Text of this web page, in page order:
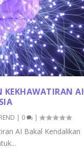
KEKHAWATIRAN AI
| 0 |
AI Bakal Kendalikan